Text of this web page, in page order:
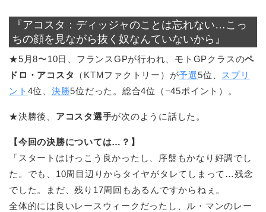
『アコスタ：ディッジャのことは忘れない…こっ
ちの顔を見ながら抜く奴なんていないから』
★5月8〜10日、フランスGPが行われ、モトGPクラスのペ
ドロ・アコスタ
（KTMファクトリー）が予選5位、
スプリ
ント 4位、 決勝5位だった。総合4位（−45ポイント）。
★決勝後、 アコスタ選手が次のように話した。
【今回の決勝については…？】
「スタートはけっこう良かったし、序盤もかなり好調でし
た。でも、10周目辺りからタイヤがタレてしまって…残念
でした。まだ、残り17周回もあるんですからねぇ。
全体的には良いレースウィークだったし、ル・マンのレー